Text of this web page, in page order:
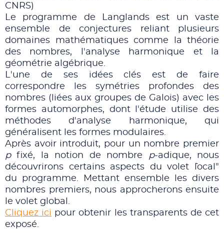
CNRS)
Le programme de Langlands est un vaste
ensemble de conjectures reliant plusieurs
domaines mathématiques comme la théorie
des nombres, l'analyse harmonique et la
géométrie algébrique.
L'une de ses idées clés est de faire
correspondre les symétries profondes des
nombres (liées aux groupes de Galois) avec les
formes automorphes, dont l'étude utilise des
méthodes d'analyse harmonique, qui
généralisent les formes modulaires.
Après avoir introduit, pour un nombre premier
pfixé, la notion de nombre p-adique, nous
découvrirons certains aspects du volet ``local"
du programme. Mettant ensemble les divers
nombres premiers, nous approcherons ensuite
le volet global.
Cliquez ici pour obtenir les transparents de cet
exposé.